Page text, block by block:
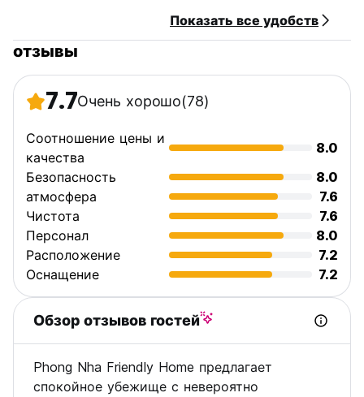
Показать все удобств
отзывы
7.7Очень хорошо(78)
Соотношение цены и
качества
8.0
Безопасность
8.0
атмосфера
7.6
Чистота
7.6
Персонал
8.0
Расположение
7.2
Оснащение
7.2
Обзор отзывов гостей
Phong Nha Friendly Home предлагает
спокойное убежище с невероятно